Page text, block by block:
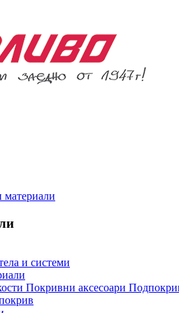
материали
и системи
Покривни аксесоари